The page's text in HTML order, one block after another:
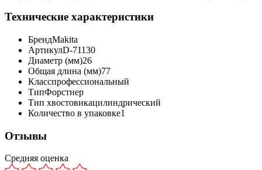
Технические характеристики
БрендMakita
АртикулD-71130
Диаметр (мм)26
Общая длина (мм)77
Класспрофессиональный
ТипФорстнер
Тип хвостовикацилиндрический
Количество в упаковке1
Отзывы
Средняя оценка